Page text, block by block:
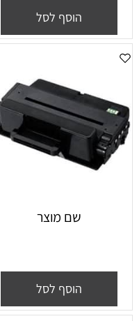
הוסף לסל
שם מוצר
הוסף לסל